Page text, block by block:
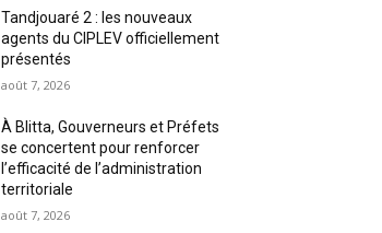
Tandjouaré 2 : les nouveaux
agents du CIPLEV officiellement
présentés
août 7, 2026
À Blitta, Gouverneurs et Préfets
se concertent pour renforcer
l’efficacité de l’administration
territoriale
août 7, 2026